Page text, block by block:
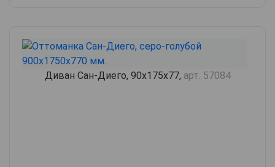
Диван Сан-Диего, 90х175х77, арт. 57084